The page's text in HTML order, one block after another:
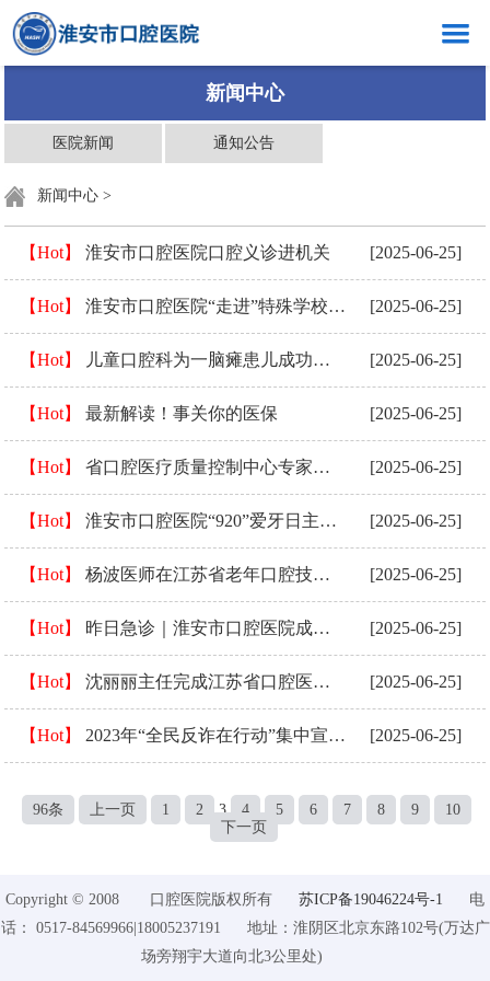
医院概况
口腔健康
创岗创号
医生介绍
就医指南
新闻中心
医院新闻 通知公告
新闻中心 >
【Hot】 淮安市口腔医院口腔义诊进机关 [2025-06-25]
【Hot】 淮安市口腔医院“走进”特殊学校开展口腔健康宣教活动 [2025-06-25]
【Hot】 儿童口腔科为一脑瘫患儿成功实施全身麻醉下口腔治疗手术 [2025-06-25]
【Hot】 最新解读！事关你的医保 [2025-06-25]
【Hot】 省口腔医疗质量控制中心专家组莅临我院开展现场督导工作 [2025-06-25]
【Hot】 淮安市口腔医院“920”爱牙日主题活动丰富多彩 [2025-06-25]
【Hot】 杨波医师在江苏省老年口腔技能竞赛中喜获个人一等奖 [2025-06-25]
【Hot】 昨日急诊｜淮安市口腔医院成功救治一例多牙外伤婴孩 [2025-06-25]
【Hot】 沈丽丽主任完成江苏省口腔医院第二期显微治疗技术培训 [2025-06-25]
【Hot】 2023年“全民反诈在行动”集中宣传月正式启动 [2025-06-25]
96条 上一页 1 2 3 4 5 6 7 8 9
10
下一页
Copyright © 2008 口腔医院版权所有 苏ICP备19046224号-1 电
话： 0517-84569966|18005237191 地址：淮阴区北京东路102号(万达广
场旁翔宇大道向北3公里处)